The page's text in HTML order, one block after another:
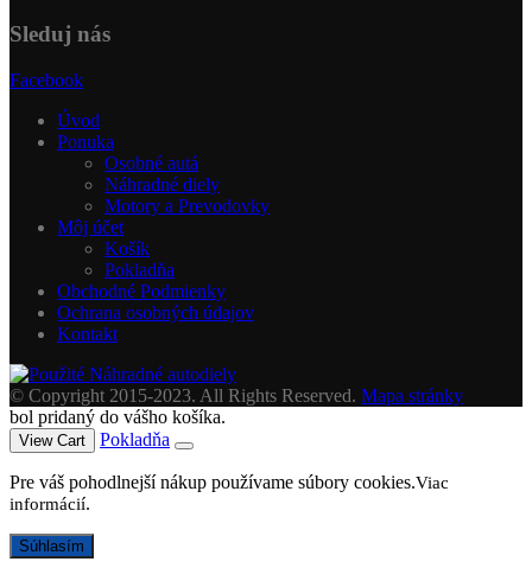
Sleduj nás
Facebook
Úvod
Ponuka
Osobné autá
Náhradné diely
Motory a Prevodovky
Môj účet
Košík
Pokladňa
Obchodné Podmienky
Ochrana osobných údajov
Kontakt
© Copyright 2015-2023. All Rights Reserved. Mapa stránky
bol pridaný do vášho košíka.
View Cart Pokladňa
Pre váš pohodlnejší nákup používame súbory cookies.Viac
informácií.
Súhlasím